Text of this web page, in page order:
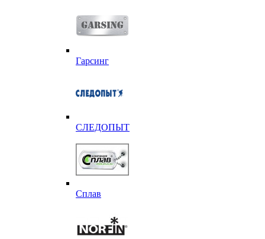
Гарсинг
СЛЕДОПЫТ
Сплав